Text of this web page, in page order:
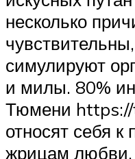
несколько
симулируют
и милы. 80%
Тюмени
относят себя
жрицам любви,